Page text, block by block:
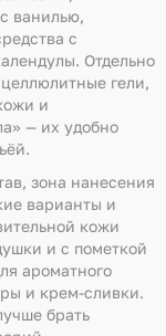
ванилью,
с
Отдельно
гели,
и
— их удобно
зона нанесения
варианты и
кожи
и с пометкой
ароматного
и крем-сливки.
брать